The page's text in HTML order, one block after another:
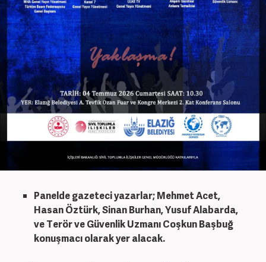
Panelde gazeteci yazarlar; Mehmet Acet,
Hasan Öztürk, Sinan Burhan, Yusuf Alabarda,
ve Terör ve Güvenlik Uzmanı Coşkun Başbuğ
konuşmacı olarak yer alacak.